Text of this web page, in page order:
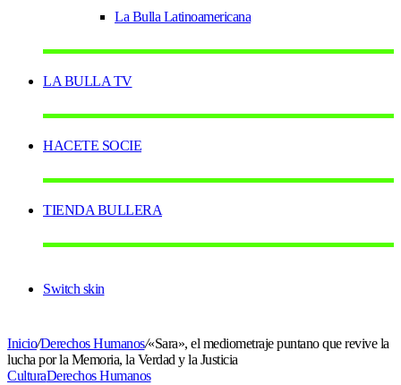
La Bulla Latinoamericana
LA BULLA TV
HACETE SOCIE
TIENDA BULLERA
Switch skin
Inicio/Derechos Humanos/«Sara», el mediometraje puntano que revive la
lucha por la Memoria, la Verdad y la Justicia
CulturaDerechos Humanos